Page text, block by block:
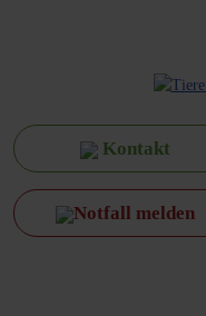
Kontakt
Notfall melden